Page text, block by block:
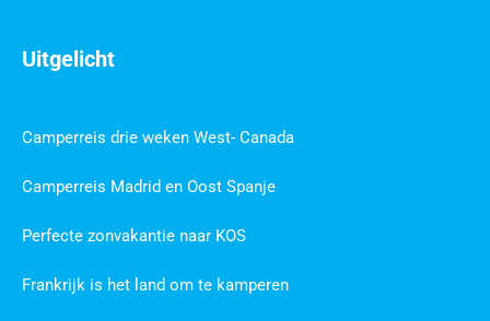
Uitgelicht
Camperreis drie weken West- Canada
Camperreis Madrid en Oost Spanje
Perfecte zonvakantie naar KOS
Frankrijk is het land om te kamperen